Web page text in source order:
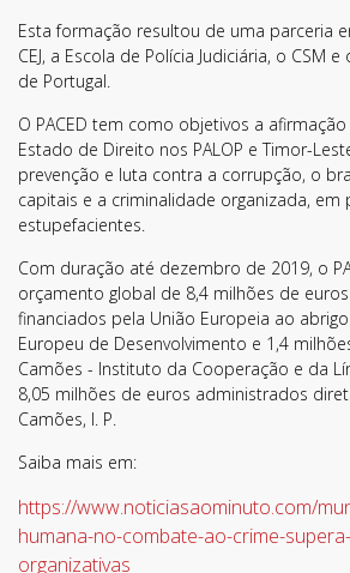
Esta formação resultou de uma parceria
CEJ, a Escola de Polícia Judiciária, o CSM
de Portugal.
O PACED tem como objetivos a
Estado de Direito nos PALOP e Timor-
prevenção e luta contra a corrupção, o
capitais e a criminalidade organizada, em
estupefacientes.
Com duração até dezembro de 2019, o
orçamento global de 8,4 milhões de
financiados pela União Europeia ao
Europeu de Desenvolvimento e 1,4
Camões - Instituto da Cooperação e da
8,05 milhões de euros administrados
Camões, I. P.
Saiba mais em:
https://www.noticiasaominuto.com/
humana-no-combate-ao-crime-
organizativas
Subscreva a nossa
Newsletter!
Fique sempre a par de todas as